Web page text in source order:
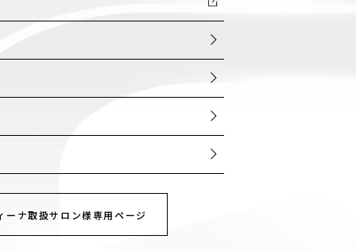
ーナ取扱サロン様専用ページ